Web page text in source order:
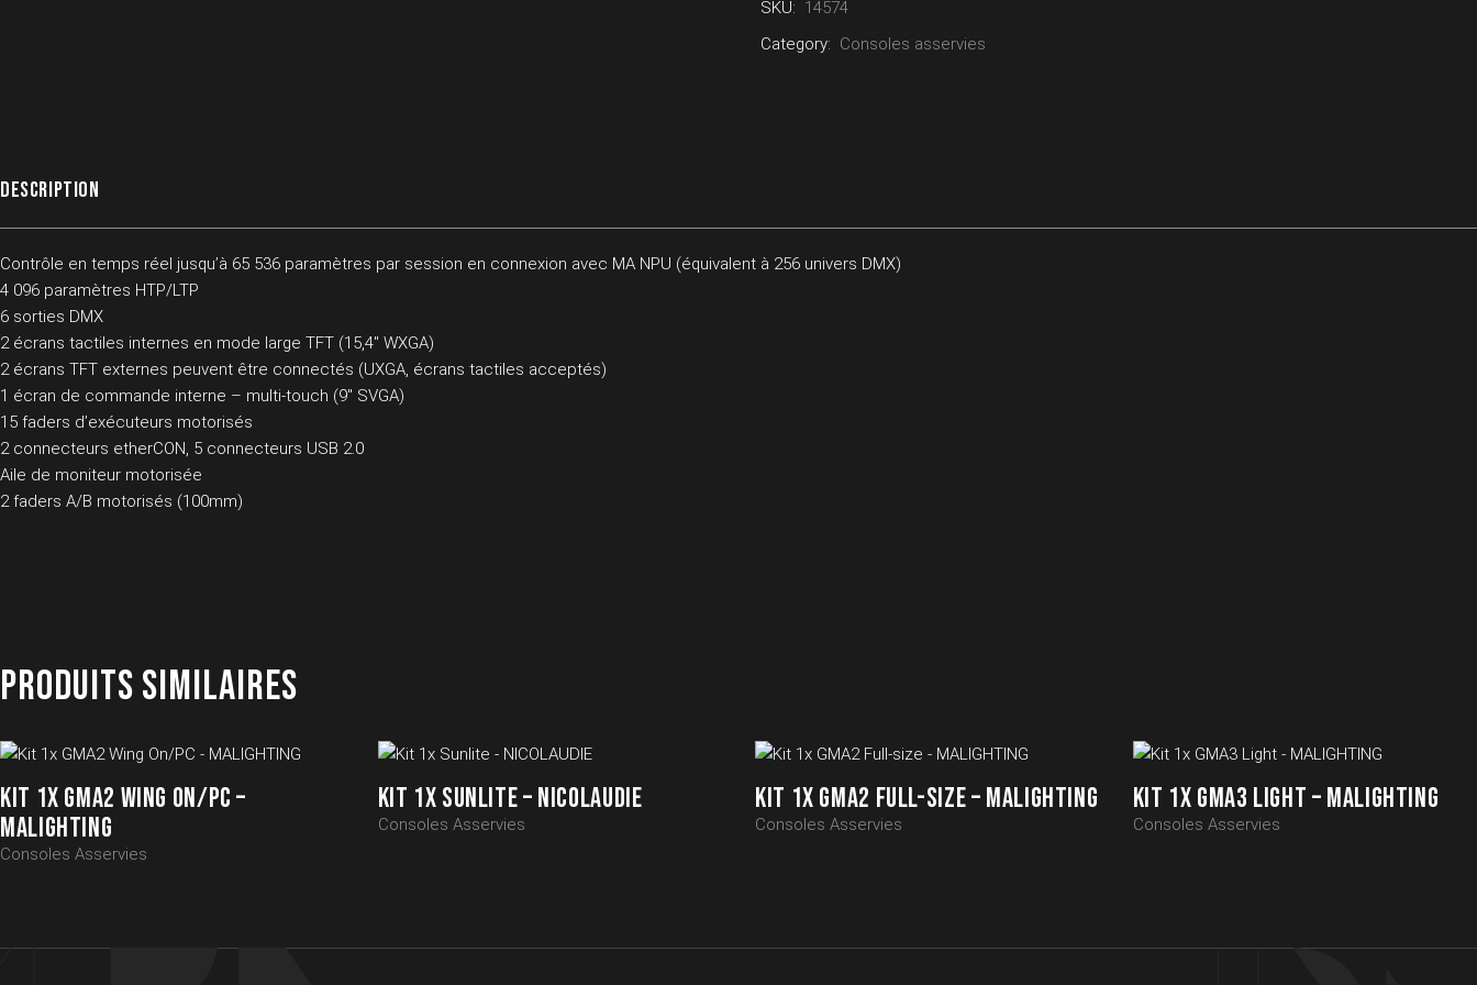
SKU: 14574
Category: Consoles asservies
DESCRIPTION
Contrôle en temps réel jusqu’à 65 536 paramètres par session en connexion avec MA NPU (équivalent à 256 univers DMX)
4 096 paramètres HTP/LTP
6 sorties DMX
2 écrans tactiles internes en mode large TFT (15,4″ WXGA)
2 écrans TFT externes peuvent être connectés (UXGA, écrans tactiles acceptés)
1 écran de commande interne – multi-touch (9″ SVGA)
15 faders d’exécuteurs motorisés
2 connecteurs etherCON, 5 connecteurs USB 2.0
Aile de moniteur motorisée
2 faders A/B motorisés (100mm)
PRODUITS SIMILAIRES
KIT 1X GMA2 WING ON/PC –
MALIGHTING
Consoles Asservies
KIT 1X SUNLITE – NICOLAUDIE
Consoles Asservies
KIT 1X GMA2 FULL-SIZE – MALIGHTING
Consoles Asservies
KIT 1X GMA3 LIGHT – MALIGHTING
Consoles Asservies